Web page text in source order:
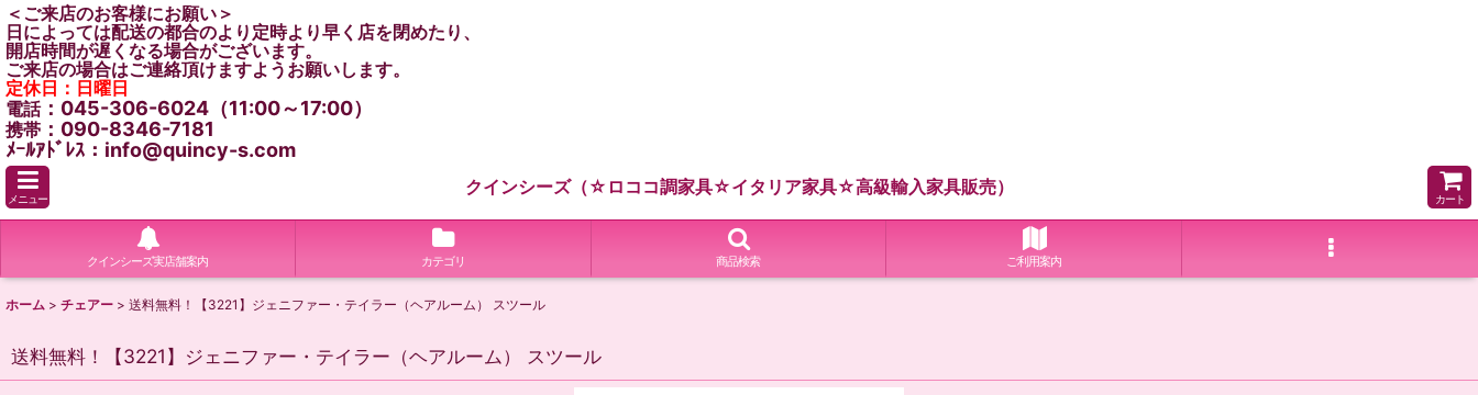
＜ご来店のお客様にお願い＞
日によっては配送の都合のより定時より早く店を閉めたり、
開店時間が遅くなる場合がございます。
ご来店の場合はご連絡頂けますようお願いします。
定休日：日曜日
電話：045-306-6024（11:00～17:00）
携帯 ：090-8346-7181
ﾒｰﾙｱﾄﾞﾚｽ：info@quincy-s.com
メニュー
クインシーズ（☆ロココ調家具☆イタリア家具☆高級輸入家具販売）
カート
クインシーズ実店舗案内 カテゴリ 商品検索 ご利用案内
ホーム > チェアー > 送料無料！【3221】ジェニファー・テイラー（ヘアルーム） スツール
送料無料！【3221】ジェニファー・テイラー（ヘアルーム） スツール